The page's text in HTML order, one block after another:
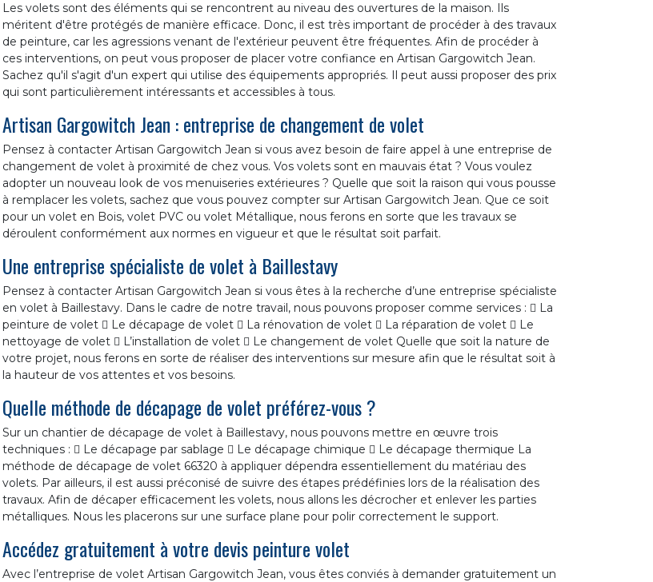
Les volets sont des éléments qui se rencontrent au niveau des ouvertures de la maison. Ils
méritent d'être protégés de manière efficace. Donc, il est très important de procéder à des travaux
de peinture, car les agressions venant de l'extérieur peuvent être fréquentes. Afin de procéder à
ces interventions, on peut vous proposer de placer votre confiance en Artisan Gargowitch Jean.
Sachez qu'il s'agit d'un expert qui utilise des équipements appropriés. Il peut aussi proposer des prix
qui sont particulièrement intéressants et accessibles à tous.
Artisan Gargowitch Jean : entreprise de changement de volet
Pensez à contacter Artisan Gargowitch Jean si vous avez besoin de faire appel à une entreprise de
changement de volet à proximité de chez vous. Vos volets sont en mauvais état ? Vous voulez
adopter un nouveau look de vos menuiseries extérieures ? Quelle que soit la raison qui vous pousse
à remplacer les volets, sachez que vous pouvez compter sur Artisan Gargowitch Jean. Que ce soit
pour un volet en Bois, volet PVC ou volet Métallique, nous ferons en sorte que les travaux se
déroulent conformément aux normes en vigueur et que le résultat soit parfait.
Une entreprise spécialiste de volet à Baillestavy
Pensez à contacter Artisan Gargowitch Jean si vous êtes à la recherche d’une entreprise spécialiste
en volet à Baillestavy. Dans le cadre de notre travail, nous pouvons proposer comme services :  La
peinture de volet  Le décapage de volet  La rénovation de volet  La réparation de volet  Le
nettoyage de volet  L’installation de volet  Le changement de volet Quelle que soit la nature de
votre projet, nous ferons en sorte de réaliser des interventions sur mesure afin que le résultat soit à
la hauteur de vos attentes et vos besoins.
Quelle méthode de décapage de volet préférez-vous ?
Sur un chantier de décapage de volet à Baillestavy, nous pouvons mettre en œuvre trois
techniques :  Le décapage par sablage  Le décapage chimique  Le décapage thermique La
méthode de décapage de volet 66320 à appliquer dépendra essentiellement du matériau des
volets. Par ailleurs, il est aussi préconisé de suivre des étapes prédéfinies lors de la réalisation des
travaux. Afin de décaper efficacement les volets, nous allons les décrocher et enlever les parties
métalliques. Nous les placerons sur une surface plane pour polir correctement le support.
Accédez gratuitement à votre devis peinture volet
Avec l’entreprise de volet Artisan Gargowitch Jean, vous êtes conviés à demander gratuitement un